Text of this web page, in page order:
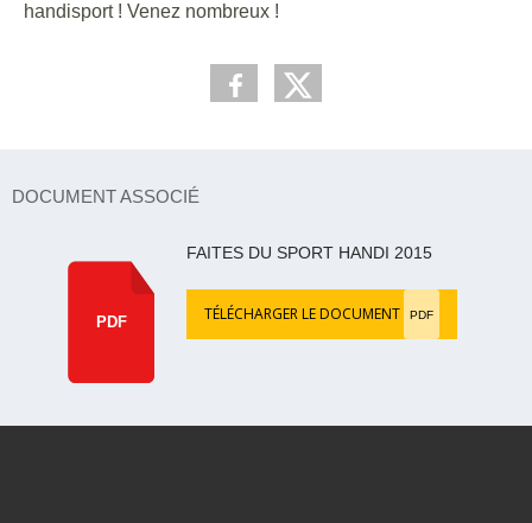
handisport ! Venez nombreux !
DOCUMENT ASSOCIÉ
PDF
FAITES DU SPORT HANDI 2015
TÉLÉCHARGER LE DOCUMENT PDF